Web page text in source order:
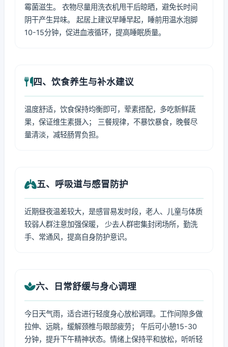
霉菌滋生。 衣物尽量用洗衣机甩干后晾晒，避免长时间
阴干产生异味。 起居上建议早睡早起，睡前用温水泡脚
10-15分钟，促进血液循环，提高睡眠质量。
四、饮食养生与补水建议
温度舒适，饮食保持均衡即可，荤素搭配，多吃新鲜蔬
果，保证维生素摄入； 三餐规律，不暴饮暴食，晚餐尽
量清淡，减轻肠胃负担。
五、呼吸道与感冒防护
近期昼夜温差较大，是感冒易发时段，老人、儿童与体质
较弱人群注意加强保暖， 少去人群密集封闭场所，勤洗
手、常通风，提高自身防护意识。
六、日常舒缓与身心调理
今日天气雨，适合进行轻度身心放松调理。工作间隙多做
拉伸、远眺，缓解颈椎与眼部疲劳； 午后可小憩15-30
分钟，提升下午精神状态。情绪上保持平和放松，听听轻